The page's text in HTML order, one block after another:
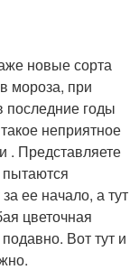
новые сорта
мороза, при
последние годы
неприятное
. Представляете
пытаются
ее начало, а тут
цветочная
Вот тут и